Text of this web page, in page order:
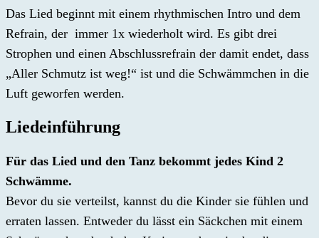
Das Lied beginnt mit einem rhythmischen Intro und dem
Refrain, der immer 1x wiederholt wird. Es gibt drei
Strophen und einen Abschlussrefrain der damit endet, dass
„Aller Schmutz ist weg!“ ist und die Schwämmchen in die
Luft geworfen werden.
Liedeinführung
Für das Lied und den Tanz bekommt jedes Kind 2
Schwämme.
Bevor du sie verteilst, kannst du die Kinder sie fühlen und
erraten lassen. Entweder du lässt ein Säckchen mit einem